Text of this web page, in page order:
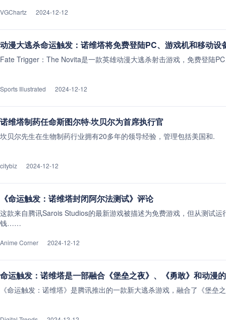
VGChartz 2024-12-12
动漫大逃杀命运触发：诺维塔将免费登陆PC、游戏机和移动设
Fate Trigger：The Novita是一款英雄动漫大逃杀射击游戏，免费登陆
Sports Illustrated 2024-12-12
诺维塔制药任命斯图尔特·坎贝尔为首席执行官
坎贝尔先生在生物制药行业拥有20多年的领导经验，管理包括美国和.
citybiz 2024-12-12
《命运触发：诺维塔封闭阿尔法测试》评论
这款来自腾讯Sarois Studios的最新游戏被描述为免费游戏，但从测试
钱……
Anime Corner 2024-12-12
命运触发：诺维塔是一部融合《堡垒之夜》、《勇敢》和动漫
《命运触发：诺维塔》是腾讯推出的一款新大逃杀游戏，融合了《堡垒